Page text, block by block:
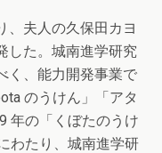
夫人の久保田カヨ
した。城南進学研究
く、能力開発事業で
のうけん」「アタ
年の「くぼたのうけ
わたり、城南進学研